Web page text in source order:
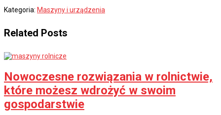
Kategoria: Maszyny i urządzenia
Related Posts
Nowoczesne rozwiązania w rolnictwie,
które możesz wdrożyć w swoim
gospodarstwie